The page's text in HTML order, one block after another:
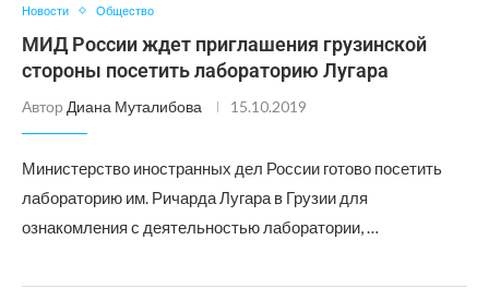
Новости Общество
МИД России ждет приглашения грузинской
стороны посетить лабораторию Лугара
Автор Диана Муталибова 15.10.2019
Министерство иностранных дел России готово посетить
лабораторию им. Ричарда Лугара в Грузии для
ознакомления с деятельностью лаборатории, …